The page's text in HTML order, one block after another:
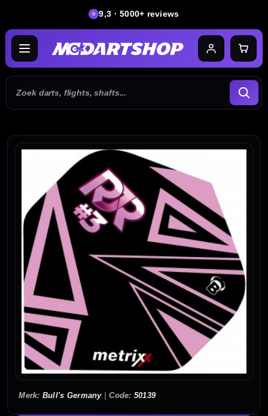
9,3 · 5000+ reviews
Bull's Germany| 50139